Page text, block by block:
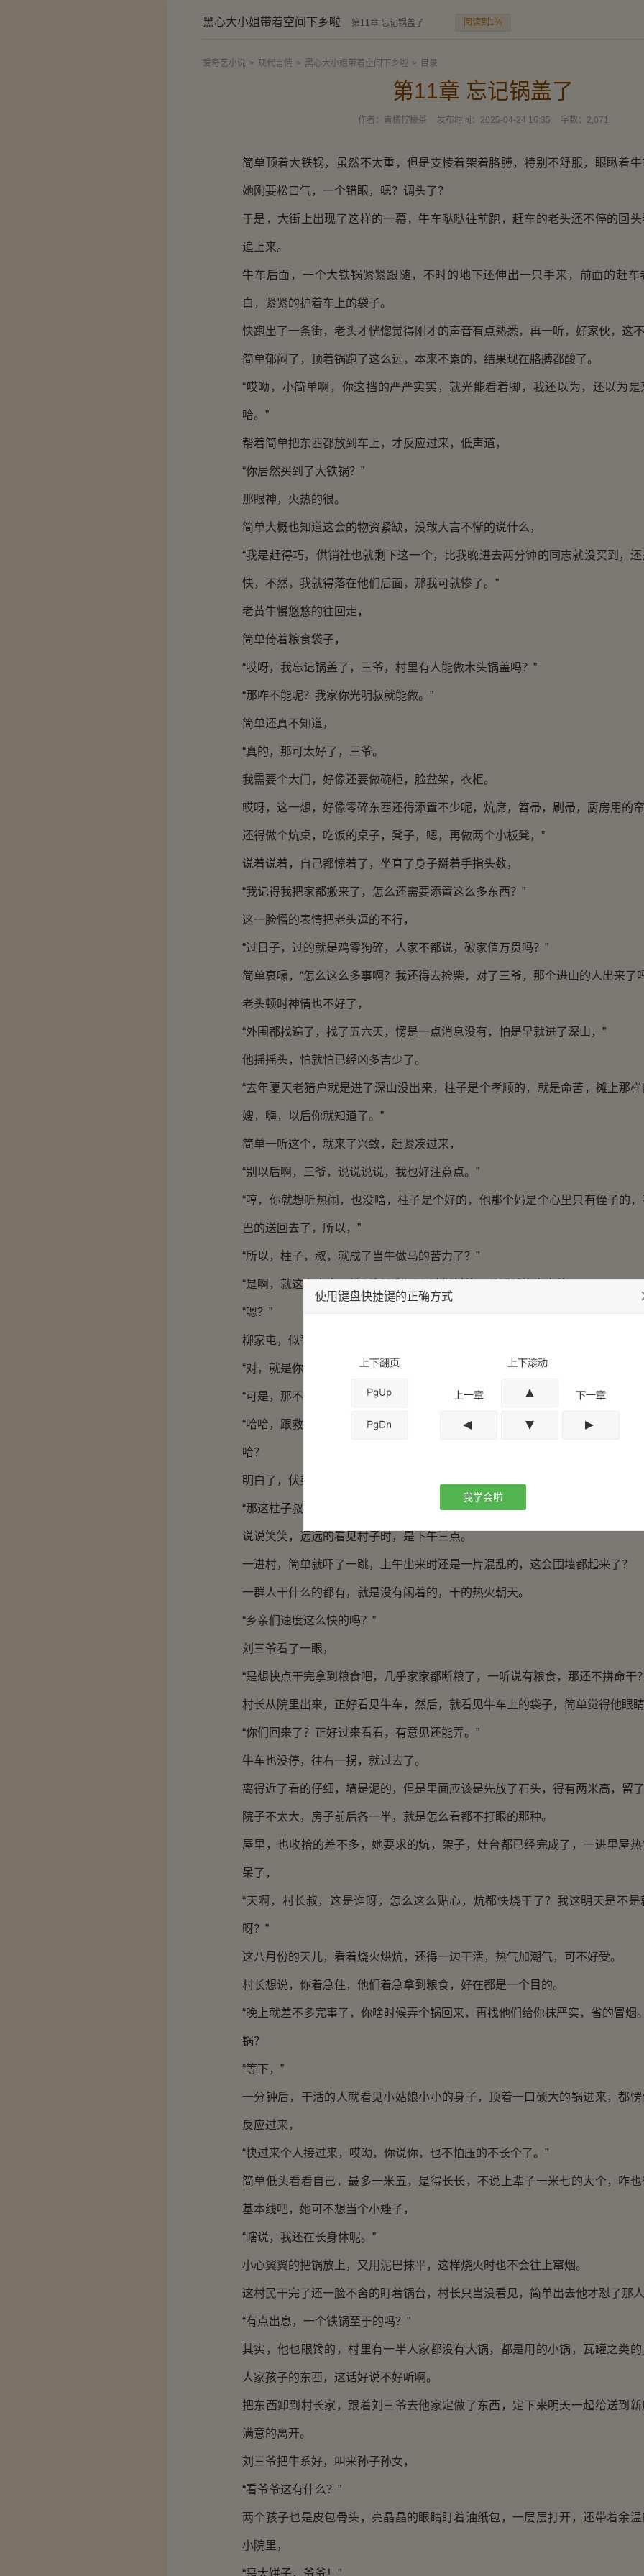
黑心大小姐带着空间下乡啦 第11章 忘记锅盖了 阅读到1%
爱奇艺小说 > 现代言情 > 黑心大小姐带着空间下乡啦 > 目录
第11章 忘记锅盖了
作者： 青橘柠檬茶 发布时间： 2025-04-24 16:35 字数： 2,071
简单顶着大铁锅，虽然不太重，但是支棱着架着胳膊，特别不舒服，眼瞅着牛
她刚要松口气，一个错眼，嗯？调头了？
于是，大街上出现了这样的一幕，牛车哒哒往前跑，赶车的老头还不停的回
追上来。
牛车后面，一个大铁锅紧紧跟随，不时的地下还伸出一只手来，前面的赶车
白，紧紧的护着车上的袋子。
快跑出了一条街，老头才恍惚觉得刚才的声音有点熟悉，再一听，好家伙，这不
简单郁闷了，顶着锅跑了这么远，本来不累的，结果现在胳膊都酸了。
“哎呦，小简单啊，你这挡的严严实实，就光能看着脚，我还以为，还以为是
哈。”
帮着简单把东西都放到车上，才反应过来，低声道，
“你居然买到了大铁锅？”
那眼神，火热的很。
简单大概也知道这会的物资紧缺，没敢大言不惭的说什么，
“我是赶得巧，供销社也就剩下这一个，比我晚进去两分钟的同志就没买到，
快，不然，我就得落在他们后面，那我可就惨了。”
老黄牛慢悠悠的往回走，
简单倚着粮食袋子，
“哎呀，我忘记锅盖了，三爷，村里有人能做木头锅盖吗？”
“那咋不能呢？我家你光明叔就能做。”
简单还真不知道，
“真的，那可太好了，三爷。
我需要个大门，好像还要做碗柜，脸盆架，衣柜。
哎呀，这一想，好像零碎东西还得添置不少呢，炕席，笤帚，刷帚，厨房用的帘
还得做个炕桌，吃饭的桌子，凳子，嗯，再做两个小板凳，”
说着说着，自己都惊着了，坐直了身子掰着手指头数，
“我记得我把家都搬来了，怎么还需要添置这么多东西？”
这一脸懵的表情把老头逗的不行，
“过日子，过的就是鸡零狗碎，人家不都说，破家值万贯吗？”
简单哀嚎，“怎么这么多事啊？我还得去捡柴，对了三爷，那个进山的人出来了
老头顿时神情也不好了，
“外围都找遍了，找了五六天，愣是一点消息没有，怕是早就进了深山，”
他摇摇头，怕就怕已经凶多吉少了。
“去年夏天老猎户就是进了深山没出来，柱子是个孝顺的，就是命苦，摊上那
嫂，嗨，以后你就知道了。”
简单一听这个，就来了兴致，赶紧凑过来，
“别以后啊，三爷，说说说说，我也好注意点。”
“哼，你就想听热闹，也没啥，柱子是个好的，他那个妈是个心里只有侄子的
巴的送回去了，所以，”
“所以，柱子，叔，就成了当牛做马的苦力了？”
“是啊，就这么个事，她那侄子倒不是咱们村的，是隔壁柳家屯的。”
“嗯？”
柳家屯，似乎成了他们三个共同经历过某件事的人之间不可说的默契，老头也应
“对，就是你想的那个柳家屯。”
“可是，那不是富裕村吗？救济方向弄反了吧？”
“哈哈，跟救济没关系，她就觉得她弟弟，她侄子需要她，没有她不行的那种。”
哈？
明白了，伏弟魔哪个年代都有啊。
“那这柱子叔还真是可怜。”
说说笑笑，远远的看见村子时，是下午三点。
一进村，简单就吓了一跳，上午出来时还是一片混乱的，这会围墙都起来了？
一群人干什么的都有，就是没有闲着的，干的热火朝天。
“乡亲们速度这么快的吗？”
刘三爷看了一眼，
“是想快点干完拿到粮食吧，几乎家家都断粮了，一听说有粮食，那还不拼命干
村长从院里出来，正好看见牛车，然后，就看见牛车上的袋子，简单觉得他眼睛
“你们回来了？正好过来看看，有意见还能弄。”
牛车也没停，往右一拐，就过去了。
离得近了看的仔细，墙是泥的，但是里面应该是先放了石头，得有两米高，留了
院子不太大，房子前后各一半，就是怎么看都不打眼的那种。
屋里，也收拾的差不多，她要求的炕，架子，灶台都已经完成了，一进里屋
呆了，
“天啊，村长叔，这是谁呀，怎么这么贴心，炕都快烧干了？我这明天是不是
呀？”
这八月份的天儿，看着烧火烘炕，还得一边干活，热气加潮气，可不好受。
村长想说，你着急住，他们着急拿到粮食，好在都是一个目的。
“晚上就差不多完事了，你啥时候弄个锅回来，再找他们给你抹严实，省的冒烟
锅？
“等下，”
一分钟后，干活的人就看见小姑娘小小的身子，顶着一口硕大的锅进来，都
反应过来，
“快过来个人接过来，哎呦，你说你，也不怕压的不长个了。”
简单低头看看自己，最多一米五，是得长长，不说上辈子一米七的大个，咋
基本线吧，她可不想当个小矬子，
“瞎说，我还在长身体呢。”
小心翼翼的把锅放上，又用泥巴抹平，这样烧火时也不会往上窜烟。
这村民干完了还一脸不舍的盯着锅台，村长只当没看见，简单出去他才怼了那人
“有点出息，一个铁锅至于的吗？”
其实，他也眼馋的，村里有一半人家都没有大锅，都是用的小锅，瓦罐之类
人家孩子的东西，这话好说不好听啊。
把东西卸到村长家，跟着刘三爷去他家定做了东西，定下来明天一起给送到
满意的离开。
刘三爷把牛系好，叫来孙子孙女，
“看爷爷这有什么？”
两个孩子也是皮包骨头，亮晶晶的眼睛盯着油纸包，一层层打开，还带着余
小院里，
“是大饼子，爷爷！”
使用键盘快捷键的正确方式
我学会啦